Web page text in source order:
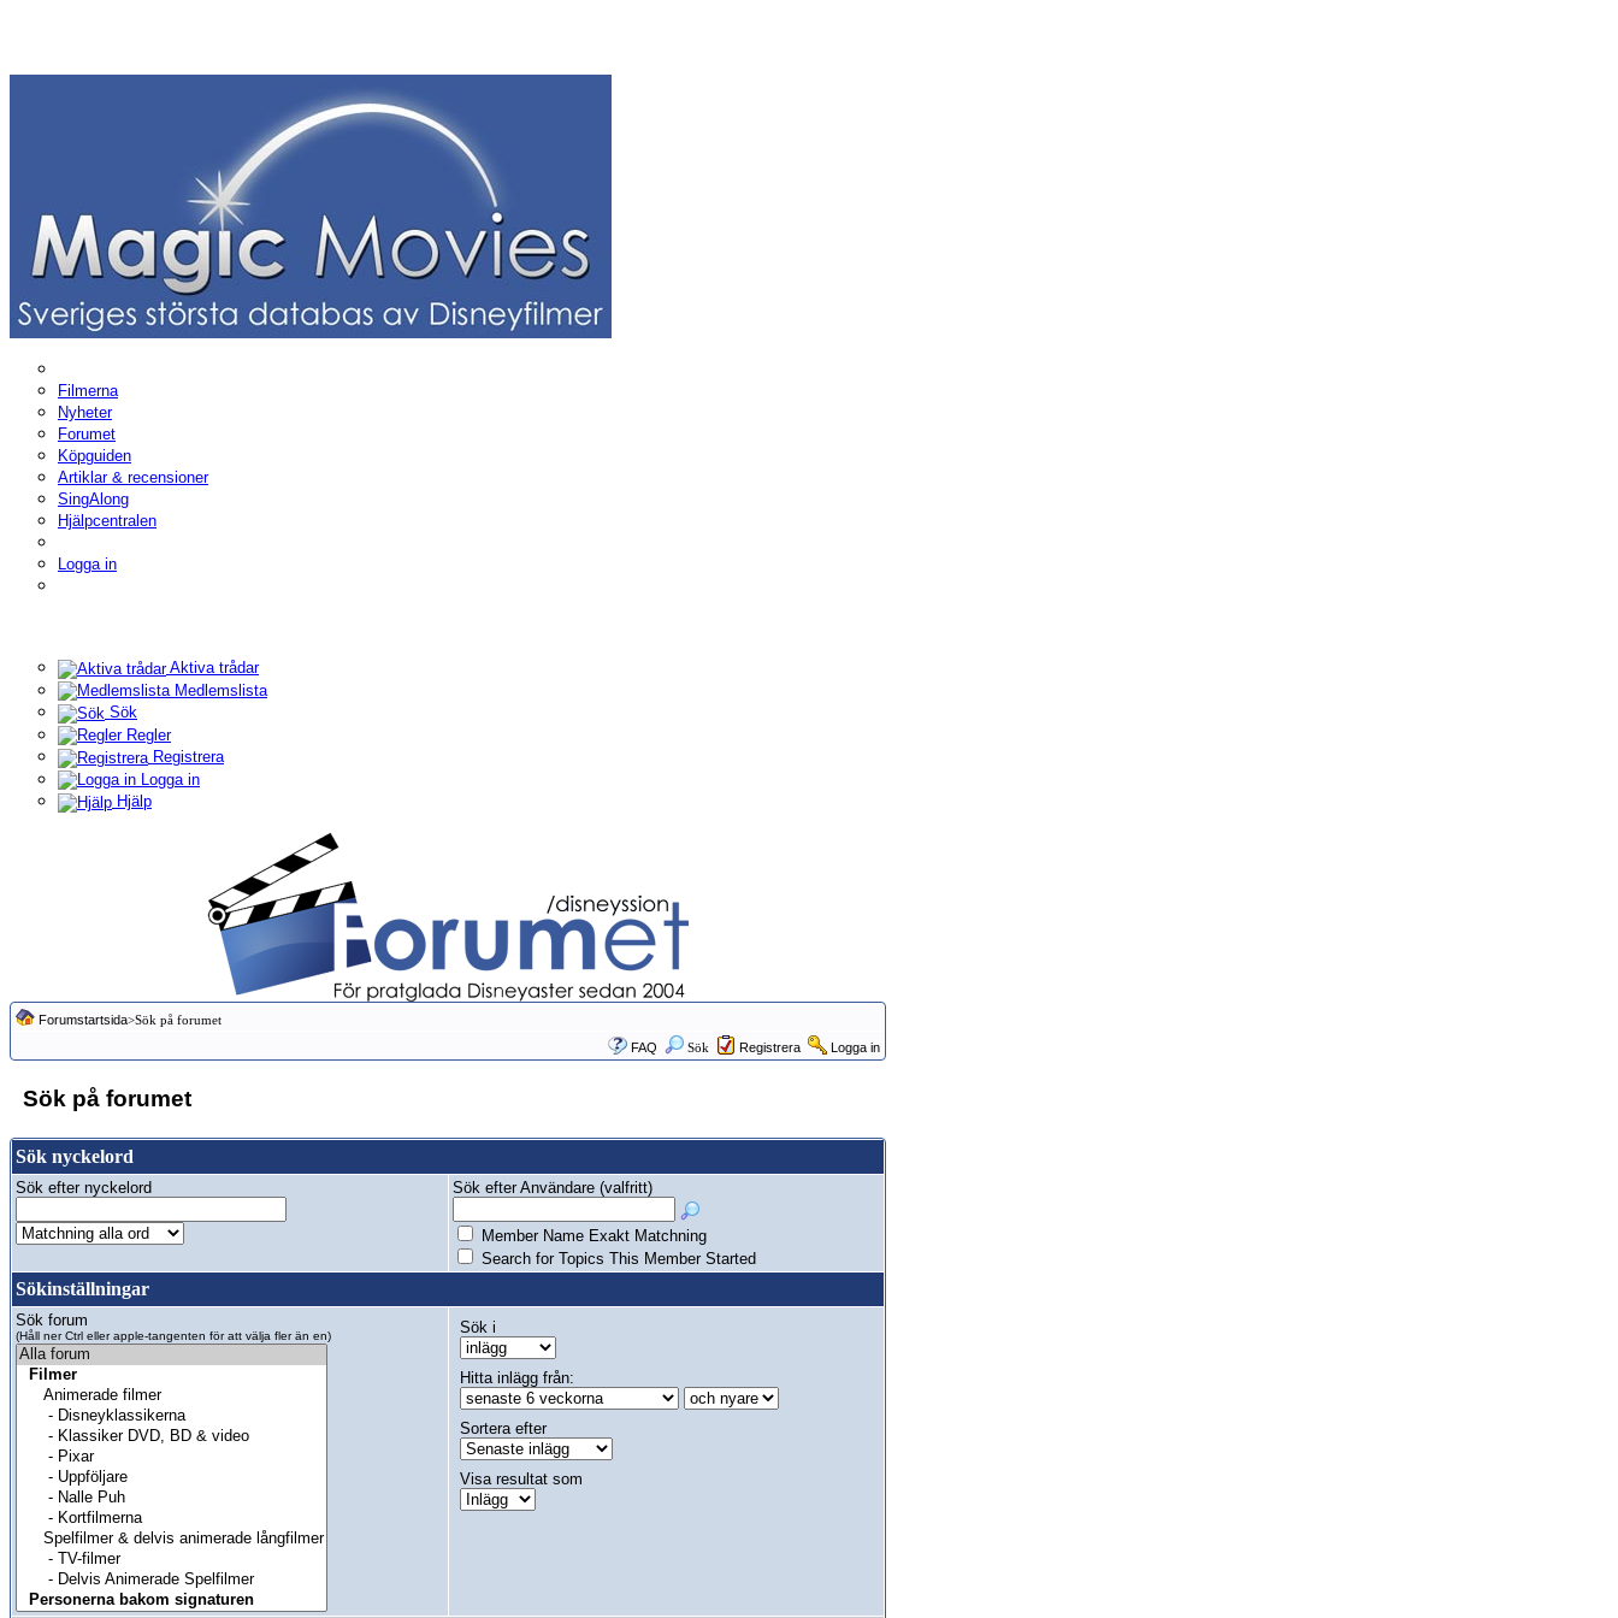
Filmerna
Nyheter
Forumet
Köpguiden
Artiklar & recensioner
SingAlong
Hjälpcentralen
Logga in
Aktiva trådar
Medlemslista
Sök
Regler
Registrera
Logga in
Hjälp
Forumstartsida>Sök på forumet
FAQ
Sök Registrera Logga in
Sök på forumet
Sök nyckelord
Sök efter nyckelord Sök efter Användare (valfritt)
Member Name Exakt Matchning
Search for Topics This Member Started
Sökinställningar
Sök forum
(Håll ner Ctrl eller apple-tangenten för att välja fler än en) Sök i
Hitta inlägg från:
Sortera efter
Visa resultat som